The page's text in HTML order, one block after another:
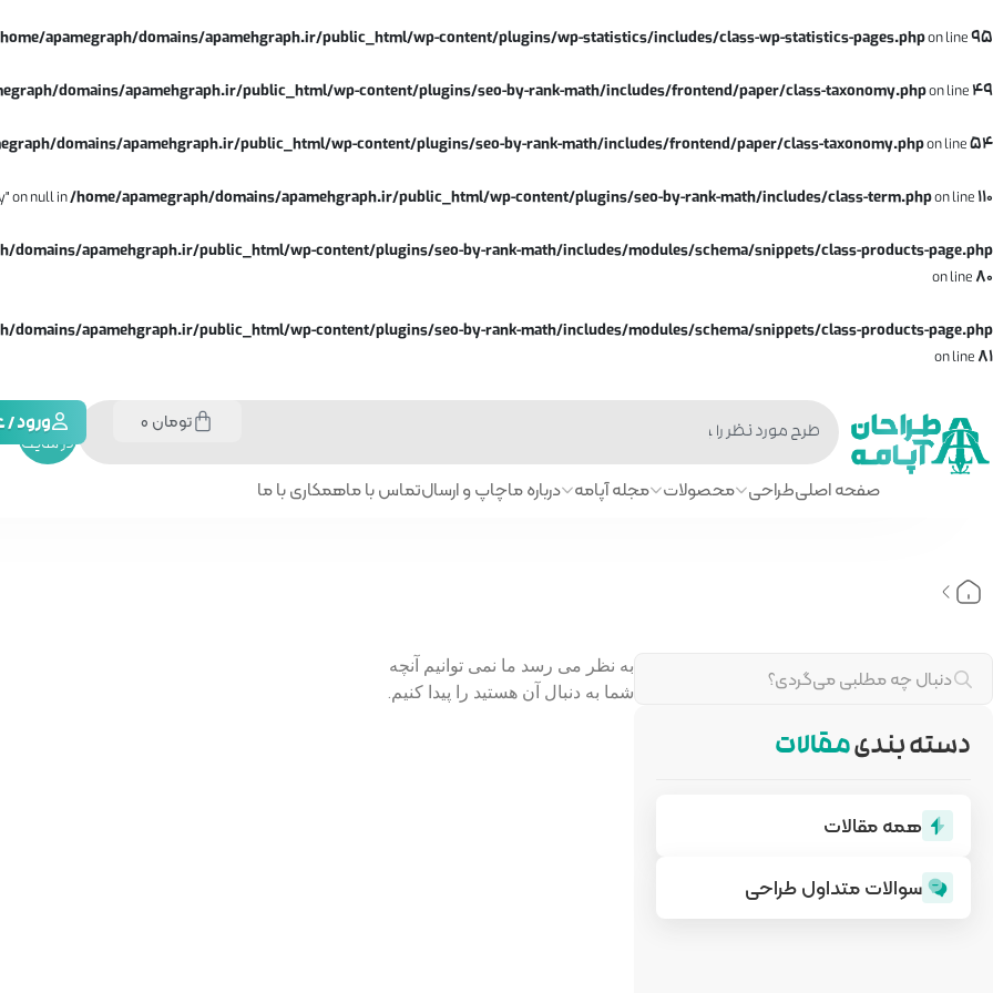
apamegraph/domains/apamehgraph.ir/public_html/wp-content/plugins/wp-statistics/includes/class-wp-statistics-pages.phpon line95
domains/apamehgraph.ir/public_html/wp-content/plugins/seo-by-rank-math/includes/frontend/paper/class-taxonomy.phpon line49
domains/apamehgraph.ir/public_html/wp-content/plugins/seo-by-rank-math/includes/frontend/paper/class-taxonomy.phpon line54
on null in/home/apamegraph/domains/apamehgraph.ir/public_html/wp-content/plugins/seo-by-rank-math/includes/class-term.phpon line110
domains/apamehgraph.ir/public_html/wp-content/plugins/seo-by-rank-math/includes/modules/schema/snippets/class-products-page.php
on line80
domains/apamehgraph.ir/public_html/wp-content/plugins/seo-by-rank-math/includes/modules/schema/snippets/class-products-page.php
on line81
جستجو
در سایت
تومان ورود
صفحه اصلیطراحی محصولات مجله آپامه درباره ماچاپ و ارسالتماس با ماهمکاری با ما
دسته بندیمقالات
همه مقالات
سوالات متداول طراحی
به نظر می رسد ما نمی توانیم آنچه
شما به دنبال آن هستید را پیدا کنیم.